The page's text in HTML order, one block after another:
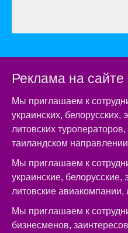
Реклама на сайте
Мы приглашаем к
украинских, белорусских,
литовских
таиландском
Мы приглашаем к
украинские, белорусские,
литовские
Мы приглашаем к
бизнесменов,